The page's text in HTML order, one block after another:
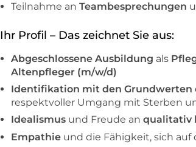
Teilnahme an Teambesprechungen
Ihr Profil – Das zeichnet Sie aus:
Abgeschlossene Ausbildung als
Altenpfleger (m/w/d)
Identifikation mit den Grundwerten
respektvoller Umgang mit Sterben
Idealismus und Freude an qualitativ
Empathie und die Fähigkeit, sich auf